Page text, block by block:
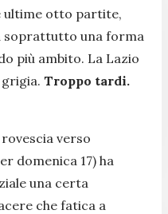
ultime otto partite,
soprattutto una forma
più ambito. La Lazio
Troppo tardi.
verso
domenica 17) ha
una certa
che fatica a